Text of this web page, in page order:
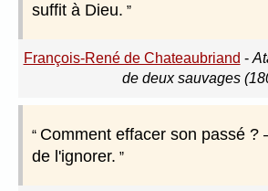
suffit à Dieu.
François-René de Chateaubriand -
de deux sauvages
Comment effacer son passé
de l'ignorer.